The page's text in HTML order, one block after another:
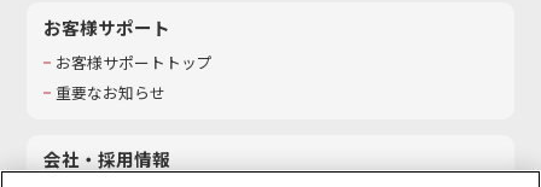
お客様サポート
お客様サポートトップ
重要なお知らせ
会社・採用情報